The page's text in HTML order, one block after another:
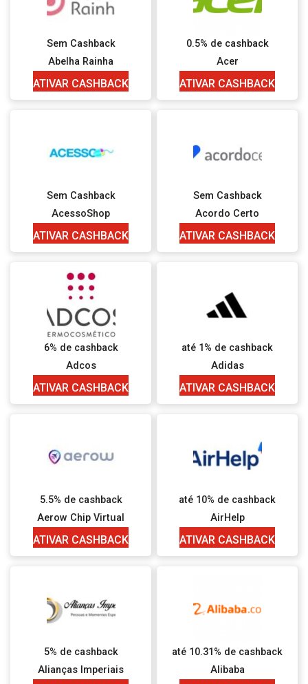
Sem Cashback
Abelha Rainha
ATIVAR CASHBACK
0.5% de cashback
Acer
ATIVAR CASHBACK
Sem Cashback
AcessoShop
ATIVAR CASHBACK
Sem Cashback
Acordo Certo
ATIVAR CASHBACK
6% de cashback
Adcos
ATIVAR CASHBACK
até 1% de cashback
Adidas
ATIVAR CASHBACK
5.5% de cashback
Aerow Chip Virtual
ATIVAR CASHBACK
até 10% de cashback
AirHelp
ATIVAR CASHBACK
5% de cashback
Alianças Imperiais
até 10.31% de cashback
Alibaba